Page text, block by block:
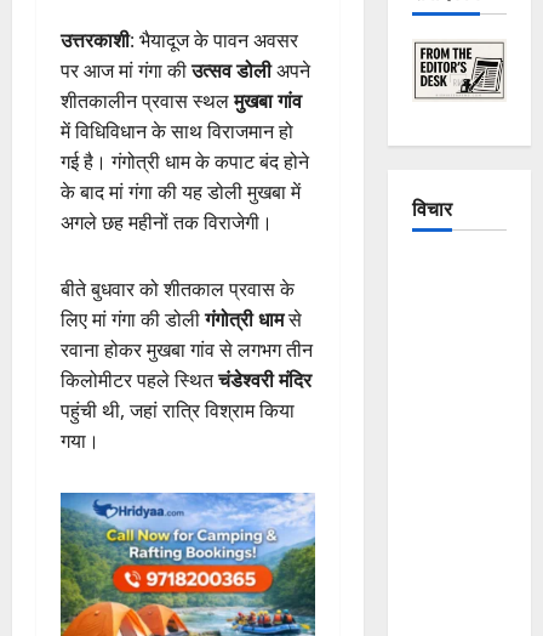
उत्तरकाशी: भैयादूज के पावन अवसर
पर आज मां गंगा कीउत्सव डोलीअपने
शीतकालीन प्रवास स्थलमुखबा गांव
में विधिविधान के साथ विराजमान हो
गई है। गंगोत्री धाम के कपाट बंद होने
के बाद मां गंगा की यह डोली मुखबा में
अगले छह महीनों तक विराजेगी।
बीते बुधवार को शीतकाल प्रवास के
लिए मां गंगा की डोलीगंगोत्री धामसे
रवाना होकर मुखबा गांव से लगभग तीन
किलोमीटर पहले स्थितचंडेश्वरी मंदिर
पहुंची थी, जहां रात्रि विश्राम किया
गया।
विचार